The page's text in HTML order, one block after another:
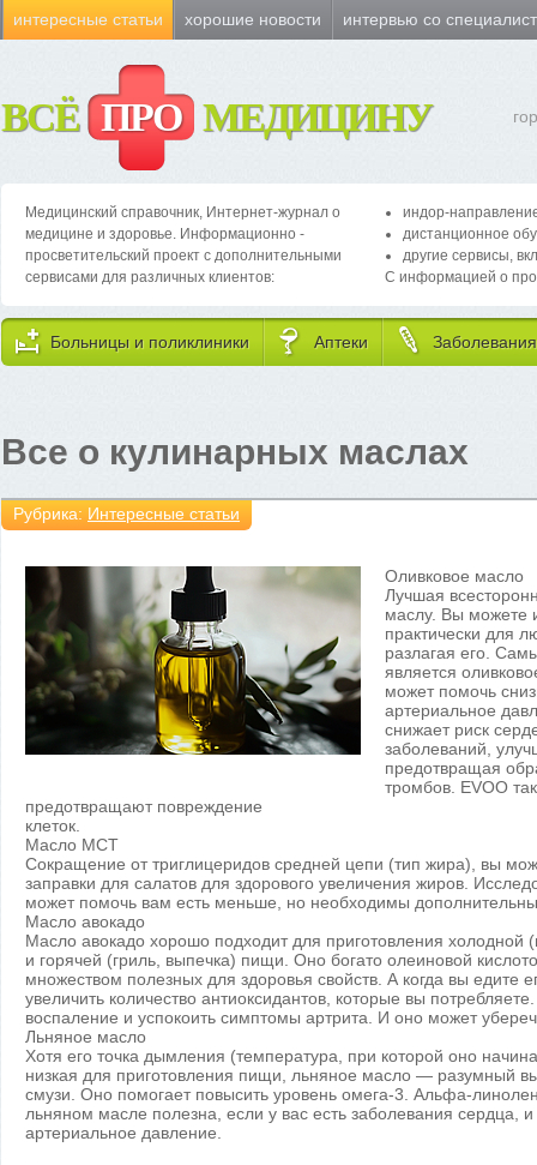
интересные статьи хорошие новости интервью со
ВСЁ ПРО МЕДИЦИНУ
Медицинский справочник, Интернет-журнал о
медицине и здоровье. Информационно -
просветительский проект с дополнительными
сервисами для различных клиентов:
индор-
дистанционное
другие сервисы,
С информацией о
Больницы и поликлиники Аптеки Заболевания
Все о кулинарных маслах
Рубрика: Интересные статьи
Оливковое масло
Лучшая
маслу. Вы можете
практически для
разлагая его.
является
может помочь
артериальное
снижает риск
заболеваний,
предотвращая
тромбов. EVOO
предотвращают повреждение
клеток.
Масло МСТ
Сокращение от триглицеридов средней цепи (тип жира), вы
заправки для салатов для здорового увеличения жиров.
может помочь вам есть меньше, но необходимы
Масло авокадо
Масло авокадо хорошо подходит для приготовления холодной
и горячей (гриль, выпечка) пищи. Оно богато олеиновой
множеством полезных для здоровья свойств. А когда вы едите
увеличить количество антиоксидантов, которые вы
воспаление и успокоить симптомы артрита. И оно может
Льняное масло
Хотя его точка дымления (температура, при которой оно
низкая для приготовления пищи, льняное масло — разумный
смузи. Оно помогает повысить уровень омега-3. Альфа-
льняном масле полезна, если у вас есть заболевания сердца,
артериальное давление.